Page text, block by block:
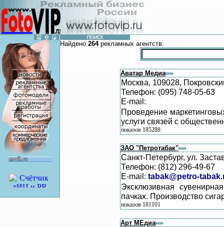
Найдено 264рекламных агентств:
Аватар Медиа
Москва, 109028,
Телефон: (095) 748-05-63
E-mail:
Проведение
услуги связей с
показов 185288
ЗАО "Петротабак"
Санкт-Петербург, ул.
Телефон: (812) 296-49-67
E-mail: tabak@petro-
Эксклюзивная
пачках. Производство
показов 181101
Арт МЕдиа